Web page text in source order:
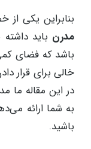
بنابراین یکی از
مدرنباید داشته
باشد که فضای
خالی برای قرار
در این مقاله ما
به شما ارائه
باشید.